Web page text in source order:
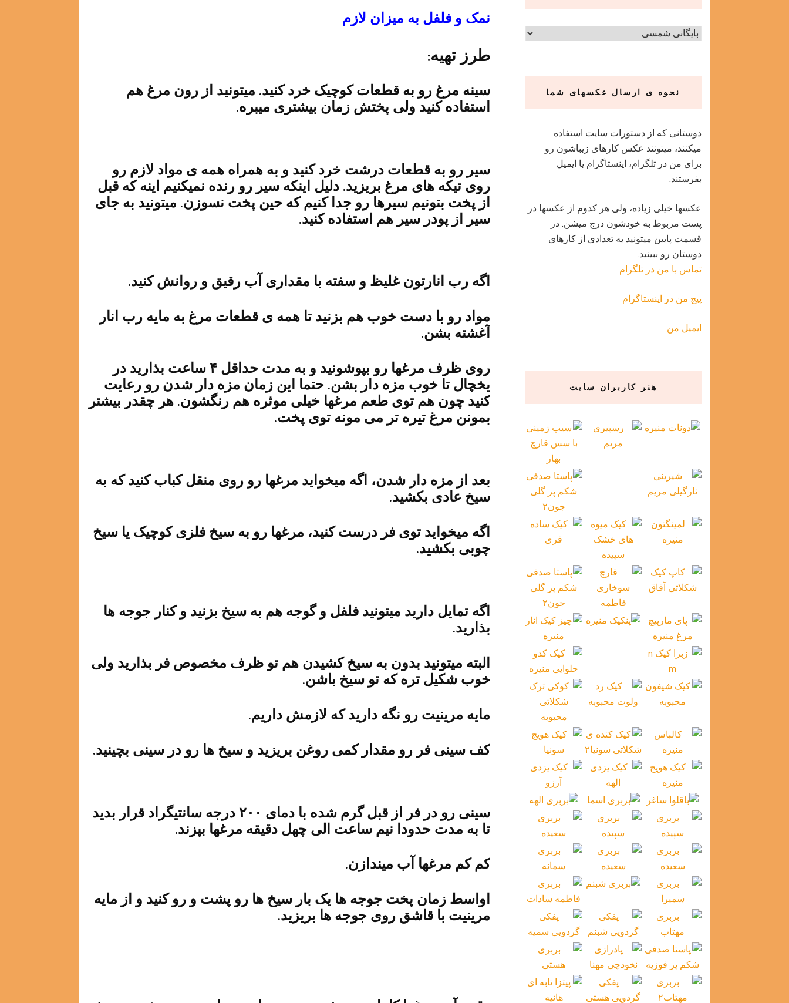
نمک و فلفل به میزان لازم
طرز تهیه:
سینه مرغ رو به قطعات کوچیک خرد کنید. میتونید از رون مرغ هم
استفاده کنید ولی پختش زمان بیشتری میبره.
سیر رو به قطعات درشت خرد کنید و به همراه همه ی مواد لازم رو
روی تیکه های مرغ بریزید. دلیل اینکه سیر رو رنده نمیکنیم اینه که قبل
از پخت بتونیم سیرها رو جدا کنیم که حین پخت نسوزن. میتونید به جای
سیر از پودر سیر هم استفاده کنید.
اگه رب انارتون غلیظ و سفته با مقداری آب رقیق و روانش کنید.
مواد رو با دست خوب هم بزنید تا همه ی قطعات مرغ به مایه رب انار
آغشته بشن.
روی ظرف مرغها رو بپوشونید و به مدت حداقل ۴ ساعت بذارید در
یخچال تا خوب مزه دار بشن. حتما این زمان مزه دار شدن رو رعایت
کنید چون هم توی طعم مرغها خیلی موثره هم رنگشون. هر چقدر بیشتر
بمونن مرغ تیره تر می مونه توی پخت.
بعد از مزه دار شدن، اگه میخواید مرغها رو روی منقل کباب کنید که به
سیخ عادی بکشید.
اگه میخواید توی فر درست کنید، مرغها رو به سیخ فلزی کوچیک یا سیخ
چوبی بکشید.
اگه تمایل دارید میتونید فلفل و گوجه هم به سیخ بزنید و کنار جوجه ها
بذارید.
البته میتونید بدون به سیخ کشیدن هم تو ظرف مخصوص فر بذارید ولی
خوب شکیل تره که تو سیخ باشن.
مایه مرینیت رو نگه دارید که لازمش داریم.
کف سینی فر رو مقدار کمی روغن بریزید و سیخ ها رو در سینی بچینید.
سینی رو در فر از قبل گرم شده با دمای ۲۰۰ درجه سانتیگراد قرار بدید
تا به مدت حدودا نیم ساعت الی چهل دقیقه مرغها بپزند.
کم کم مرغها آب میندازن.
اواسط زمان پخت جوجه ها یک بار سیخ ها رو پشت و رو کنید و از مایه
مرینیت با قاشق روی جوجه ها بریزید.
نحوه ی ارسال عکسهای شما
دوستانی که از دستورات سایت استفاده
میکنند، میتونند عکس کارهای زیباشون رو
برای من در تلگرام، اینستاگرام یا ایمیل
بفرستند.
عکسها خیلی زیاده، ولی هر کدوم از عکسها در
پست مربوط به خودشون درج میشن. در
قسمت پایین میتونید یه تعدادی از کارهای
دوستان رو ببینید.
تماس با من در تلگرام
پیج من در اینستاگرام
ایمیل من
هنر کاربران سایت